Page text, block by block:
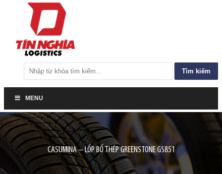
kiếm
MENU
CASUMINA – LỐP BỐ THÉP GREENSTONE GS851